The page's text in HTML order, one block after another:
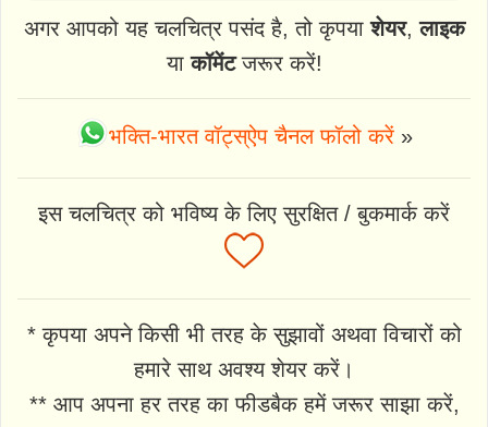
अगर आपको यह चलचित्र पसंद है, तो कृपयाशेयर,लाइक
याकॉमेंटजरूर करें!
भक्ति-भारत वॉट्स्ऐप चैनल फॉलो करें»
इस चलचित्र को भविष्य के लिए सुरक्षित / बुकमार्क करें
* कृपया अपने किसी भी तरह के सुझावों अथवा विचारों को
हमारे साथ अवश्य शेयर करें।
** आप अपना हर तरह का फीडबैक हमें जरूर साझा करें,